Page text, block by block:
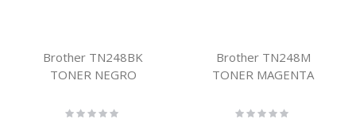
Brother TN248BK
TONER NEGRO
Rating:
Brother TN248M
TONER MAGENTA
Rating: